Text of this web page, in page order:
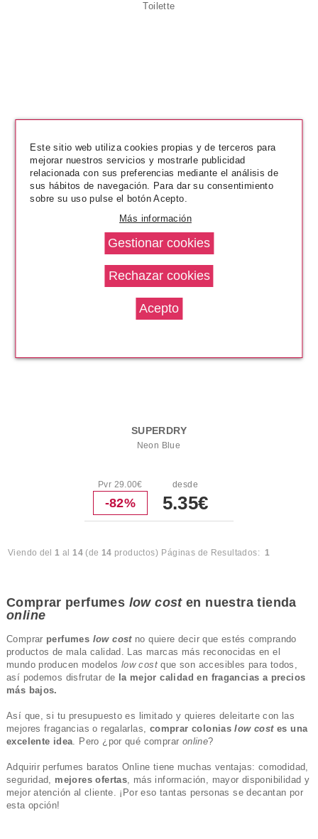
PAULA ECHEVARRIA
Paula Echevarria Eau De Toilette
desde
11.46€
SUPERDRY
Neon Blue
Pvr 29.00€
-82%
desde
5.35€
Viendo del1 al14(de 14 productos) Páginas de Resultados: 1
Comprar perfumes low costen nuestra tienda
online
Comprar perfumes low costno quiere decir que estés comprando
productos de mala calidad. Las marcas más reconocidas en el
mundo producen modelos low costque son accesibles para todos,
así podemos disfrutar de la mejor calidad en fragancias a precios
más bajos.
Así que, si tu presupuesto es limitado y quieres deleitarte con las
mejores fragancias o regalarlas, comprar coloniaslow costes una
excelente idea. Pero ¿por qué comprar online?
Adquirir perfumes baratos Online tiene muchas ventajas: comodidad,
seguridad, mejores ofertas, más información, mayor disponibilidad y
mejor atención al cliente. ¡Por eso tantas personas se decantan por
esta opción!
Este sitio web utiliza cookies propias y de terceros para
mejorar nuestros servicios y mostrarle publicidad
relacionada con sus preferencias mediante el análisis de
sus hábitos de navegación. Para dar su consentimiento
sobre su uso pulse el botón Acepto.
Más información